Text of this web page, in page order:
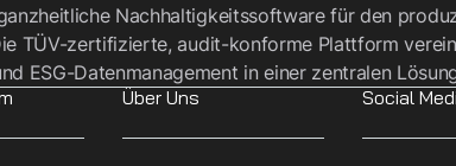
Nachhaltigkeitssoftware für den
TÜV-zertifizierte, audit-konforme Plattform
ESG-Datenmanagement in einer zentralen
Über Uns Social